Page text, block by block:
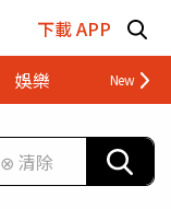
下載 APP
娛樂 財經
⊗ 清除